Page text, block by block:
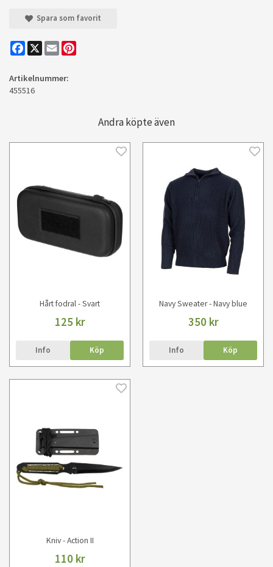
Spara som favorit
Facebook
X Email
Artikelnummer:
455516
Andra köpte även
Hårt fodral - Svart
125 kr
Info Köp
Navy Sweater - Navy blue
350 kr
Info Köp
Kniv - Action II
110 kr